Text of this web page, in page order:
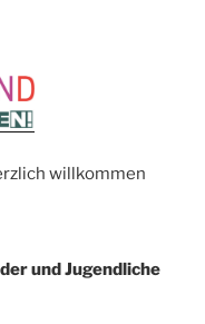
willkommen
und Jugendliche